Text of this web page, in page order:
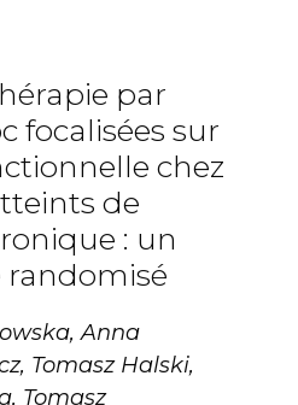
par
focalisées sur
chez
de
: un
randomisé
Anna
Tomasz Halski,
Tomasz